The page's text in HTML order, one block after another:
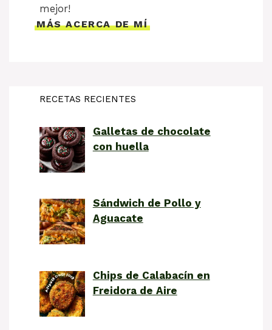
mejor!
MÁS ACERCA DE MÍ
RECETAS RECIENTES
Galletas de chocolate
con huella
Sándwich de Pollo y
Aguacate
Chips de Calabacín en
Freidora de Aire